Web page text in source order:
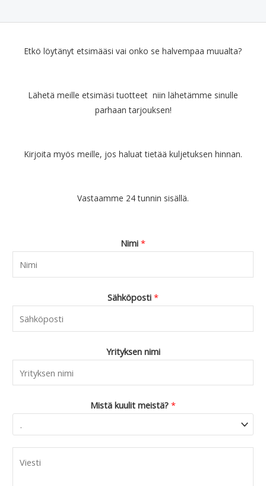
Etkö löytänyt etsimääsi vai onko se halvempaa muualta?
Lähetä meille etsimäsi tuotteet niin lähetämme sinulle
parhaan tarjouksen!
Kirjoita myös meille, jos haluat tietää kuljetuksen hinnan.
Vastaamme 24 tunnin sisällä.
Nimi *
Sähköposti *
Yrityksen nimi
Mistä kuulit meistä? *